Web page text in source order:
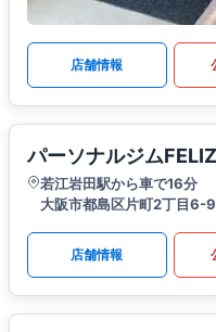
店舗情報
パーソナルジム
若江岩田駅から車で16分
大阪市都島区片町2丁目6-
店舗情報